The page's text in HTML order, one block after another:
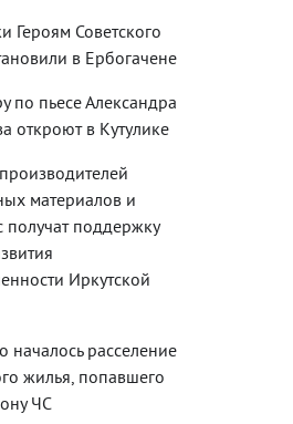
Героям Советского
в Ербогачене
по пьесе Александра
откроют в Кутулике
материалов и
получат поддержку
Иркутской
началось расселение
жилья, попавшего
ЧС